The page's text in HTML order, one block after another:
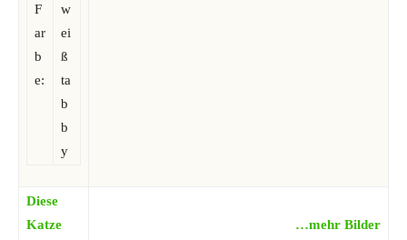
F
ar
b
e:
w
ei
ß
ta
b
b
y
Diese
Katze
…mehr Bilder